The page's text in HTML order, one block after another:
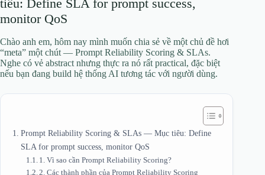
tiêu: Define SLA for prompt success,
monitor QoS
Chào anh em, hôm nay mình muốn chia sẻ về một chủ đề hơi
“meta” một chút — Prompt Reliability Scoring & SLAs.
Nghe có vẻ abstract nhưng thực ra nó rất practical, đặc biệt
nếu bạn đang build hệ thống AI tương tác với người dùng.
Prompt Reliability Scoring & SLAs — Mục tiêu: Define
SLA for prompt success, monitor QoS
1. Vì sao cần Prompt Reliability Scoring?
2. Các thành phần của Prompt Reliability Scoring